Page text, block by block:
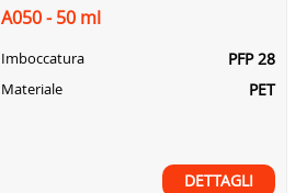
A050 - 50 ml
Imboccatura PFP 28
Materiale PET
DETTAGLI